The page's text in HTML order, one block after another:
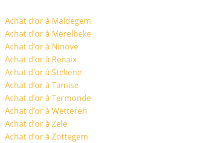
Achat d’or à Maldegem
Achat d’or à Merelbeke
Achat d’or à Ninove
Achat d’or à Renaix
Achat d’or à Stekene
Achat d’or à Tamise
Achat d’or à Termonde
Achat d’or à Wetteren
Achat d’or à Zele
Achat d’or à Zottegem